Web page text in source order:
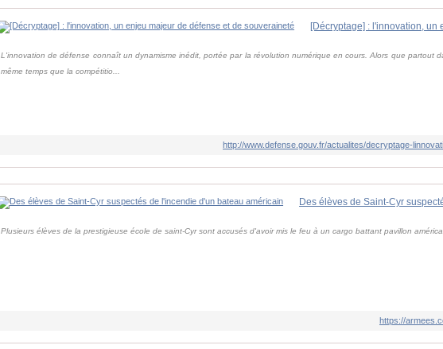
L'innovation de défense connaît un dynamisme inédit, portée par la révolution numérique en cours. Alors que partout
même temps que la compétitio...
http://www.defense.gouv.fr/actualites/decryptage-
Plusieurs élèves de la prestigieuse école de saint-Cyr sont accusés d'avoir mis le feu à un cargo battant pavillon
https://